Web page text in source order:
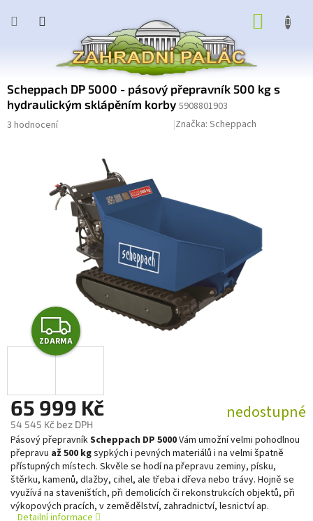
Scheppach DP 5000 - pásový přepravník 500 kg s
hydraulickým sklápěním korby 5908801903
Průměrné
3 hodnocení Značka: Scheppach
Z
D
R
M
A
ZDARMA
65 999 Kč
54 545 Kč bez DPH
Měrná
cena:
nedostupné
Pásový přepravníkScheppach DP 5000Vám umožní velmi pohodlnou
přepravu až 500 kgsypkých i pevných materiálů i na velmi špatně
přístupných místech. Skvěle se hodí na přepravu zeminy, písku,
štěrku, kamenů, dlažby, cihel, ale třeba i dřeva nebo trávy. Hojně se
využívá na staveništích, při demolicích či rekonstrukcích objektů, při
výkopových pracích, v zemědělství, zahradnictví, lesnictví ap.
Detailní informace